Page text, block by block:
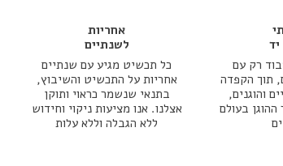
רק עם
תוך הקפדה
והוגנים,
בעולם
אחריות
לשנתיים
כל תכשיט מגיע עם שנתיים
אחריות על התכשיט והשיבוץ,
בתנאי שנשמר כראוי ותוקן
אצלנו. אנו מציעות ניקוי וחידוש
ללא הגבלה וללא עלות